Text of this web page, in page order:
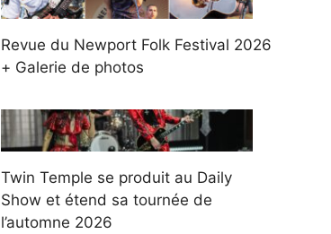
Revue du Newport Folk Festival 2026
+ Galerie de photos
Twin Temple se produit au Daily
Show et étend sa tournée de
l’automne 2026